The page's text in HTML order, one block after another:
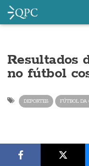
Resultados
no fútbol
DEPORTES FÚTBOL DA